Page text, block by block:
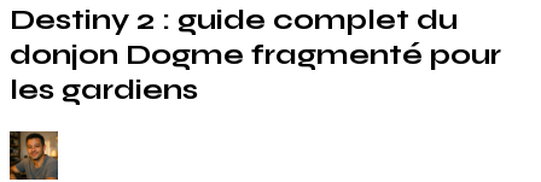
Destiny 2 : guide complet du
donjon Dogme fragmenté pour
les gardiens